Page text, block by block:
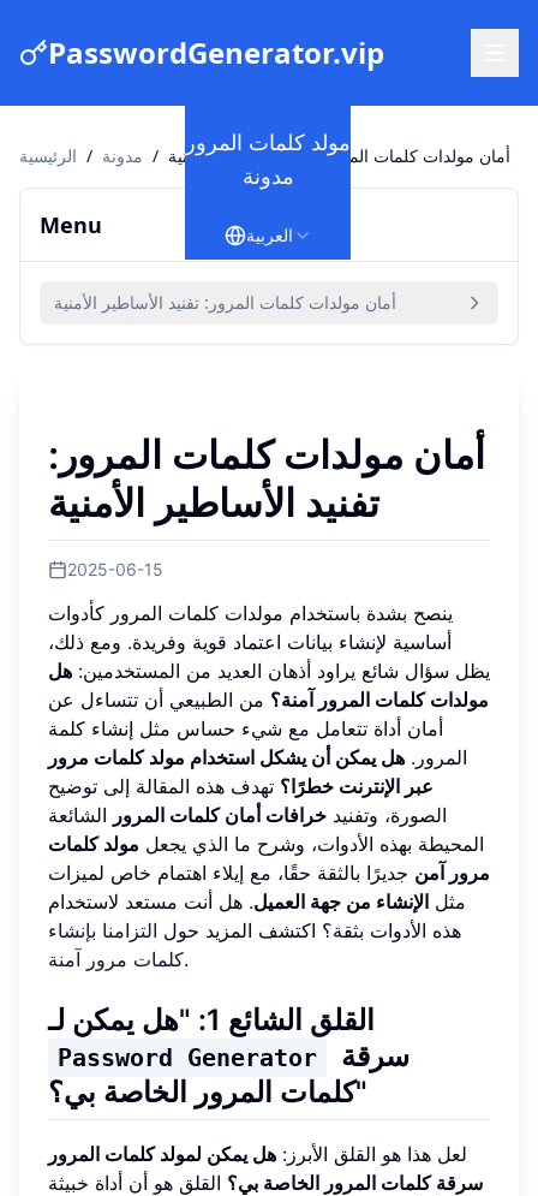
PasswordGenerator.vip
مولد كلمات المرور
مدونة
العربية
الرئيسية / مدونة / أمان مولدات كلمات المرور: تفنيد الأساطير الأمنية
Menu
أمان مولدات كلمات المرور: تفنيد الأساطير الأمنية
أمان مولدات كلمات المرور:
تفنيد الأساطير الأمنية
2025-06-15
ينصح بشدة باستخدام مولدات كلمات المرور كأدوات
أساسية لإنشاء بيانات اعتماد قوية وفريدة. ومع ذلك،
يظل سؤال شائع يراود أذهان العديد من المستخدمين: هل
مولدات كلمات المرور آمنة؟ من الطبيعي أن تتساءل عن
أمان أداة تتعامل مع شيء حساس مثل إنشاء كلمة
المرور. هل يمكن أن يشكل استخدام مولد كلمات مرور
عبر الإنترنت خطرًا؟ تهدف هذه المقالة إلى توضيح
الصورة، وتفنيد خرافات أمان كلمات المرور الشائعة
المحيطة بهذه الأدوات، وشرح ما الذي يجعل مولد كلمات
مرور آمن جديرًا بالثقة حقًا، مع إيلاء اهتمام خاص لميزات
مثل الإنشاء من جهة العميل. هل أنت مستعد لاستخدام
هذه الأدوات بثقة؟ اكتشف المزيد حول التزامنا بإنشاء
كلمات مرور آمنة.
القلق الشائع 1: "هل يمكن لـ
Password Generator
كلمات المرور الخاصة بي؟"
لعل هذا هو القلق الأبرز: هل يمكن لمولد كلمات المرور
سرقة كلمات المرور الخاصة بي؟ القلق هو أن أداة خبيثة